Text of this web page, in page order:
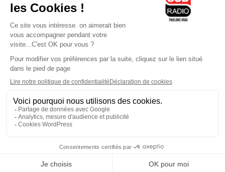
olympique-et-lyonnais.com
L'application Iphone / Android
Téléchargez l'application
Les cookies
Gestion des cookies
Crédit photos : ©Sud Radio / Pierre Olivier
Judith Beller
Les Vraies Voix
Yvan Cujious
Loft Music Sud Radio